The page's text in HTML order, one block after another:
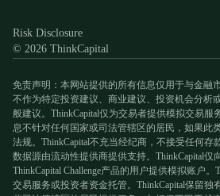
Risk Disclosure
© 2026 ThinkCapital
免责声明：本网站提供的所有信息仅用于与金融
不作为特定投资建议、商业建议、投资机会分析
般建议。ThinkCapital仅为交易者提供模拟交易服
息不针对任何国家或司法管辖区的居民，如果此
法规。ThinkCapital不充当经纪商，不接受任何存
数据源由流动性提供商提供支持。ThinkCapital仅
ThinkCapital Challenge产品的用户提供模拟账户。
交易服务或投资者资金托管。ThinkCapital保留独